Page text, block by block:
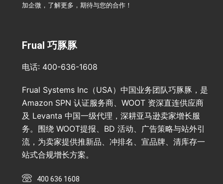
加企微，了解更多，期待与您的合作！
Frual 巧豚豚
电话: 400-636-1608
Frual Systems Inc（USA）中国业务团队巧豚豚，是
Amazon SPN 认证服务商、WOOT 资深直连供应商
及 Levanta 中国一级代理，深耕亚马逊卖家增长服
务。围绕 WOOT提报、BD 活动、广告策略与站外引
流，为卖家提供推新品、冲排名、宣品牌、清库存一
站式合规增长方案。
400 636 1608